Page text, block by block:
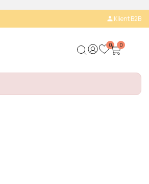
 Klient B2B
0 0